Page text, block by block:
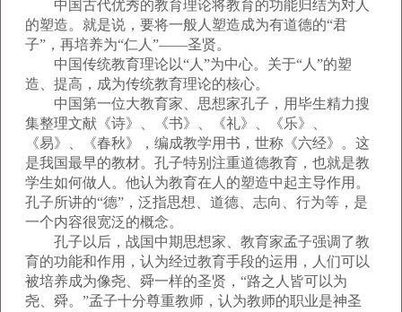
中国古代优秀的教育理论将教育的功能归结为对人
的塑造。就是说，要将一般人塑造成为有道德的“君
子”，再培养为“仁人”——圣贤。
中国传统教育理论以“人”为中心。关于“人”的塑
造、提高，成为传统教育理论的核心。
中国第一位大教育家、思想家孔子，用毕生精力搜
集整理文献《诗》、《书》、《礼》、《乐》、
《易》、《春秋》，编成教学用书，世称《六经》。这
是我国最早的教材。孔子特别注重道德教育，也就是教
学生如何做人。他认为教育在人的塑造中起主导作用。
孔子所讲的“德”，泛指思想、道德、志向、行为等，是
一个内容很宽泛的概念。
孔子以后，战国中期思想家、教育家孟子强调了教
育的功能和作用，认为经过教育手段的运用，人们可以
被培养成为像尧、舜一样的圣贤，“路之人皆可以为
尧、舜。”孟子十分尊重教师，认为教师的职业是神圣